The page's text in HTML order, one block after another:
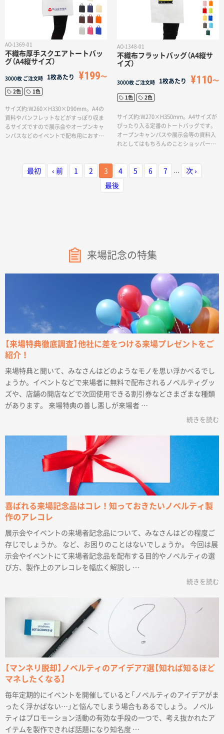
AO-1369-01
不織布厚手スクエアトートバッ
グ（A4縦サイズ）
3000枚 ご注文時 1枚あたり ¥199
2色 1色
サイズ約:W260×H330×D90mm。A4の
資料やパンフレットなどがすっぽり収ま
るサイズですので展示会やオープンキャ
ンパスなどのイベントで配布用におすす
AO-1348-01
不織布フラットバッグ（A4縦サ
イズ）
3000枚 ご注文時 1枚あたり ¥110
1色 2色
サイズ約:W270×H350mm。A4サイズが
ぴったり入る定番のトートバッグです。
オープンキャンパスや展示会等の資料入
れとしてはもちろんのことショッパーに
中が透けにくいカラーです。
最初 ‹ 前 1 2 3 4 5 6 7 次 ›
最後
来場記念の特集
【来場特典徹底調査】他社に差をつける来場プレゼントをご
紹介！
来場特典と聞いて、みなさんはどのようなモノを思い浮かべるでし
ょうか。イベントなどで来場者に無料で配布されるノベルティグッ
ズや、店舗の開店などで次回使用できる割引券などさまざまな種類
があります。 来場特典の善し悪しが来場者 …
続きを読む
喜ばれる来場記念品はコレ！知っておきたいノベルティ製
作のアレコレ
展示会やイベントの来場者記念品について、みなさんはどの程度ご
存じでしょうか。 など、お困りのことはないでしょうか。 今回は展
示会やイベントにて来場者記念品を配布する目的やノベルティの選
び方、製作上のアレコレを幅広く解説し …
続きを読む
【マンネリ脱却】ノベルティのアイデア7選【知れば知るほど
マネしたくなる】
毎年定期的にイベントを開催していると「ノベルティのアイデアがま
ったく浮かばない…」と悩んでしまう場合もあるでしょう。 ノベル
ティはプロモーション活動の有効な手段の一つで、考え抜かれたア
イテムを製作できれば話題になり知名度 …